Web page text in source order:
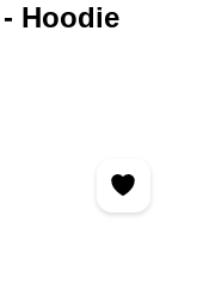
Sternen
Hoodie